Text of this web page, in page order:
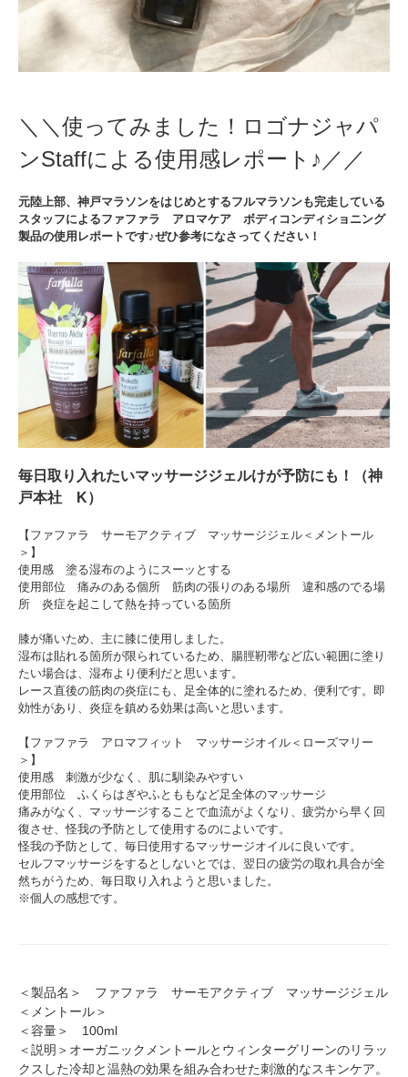
＼＼使ってみました！ロゴナジャパ
ンStaffによる使用感レポート♪／／
元陸上部、神戸マラソンをはじめとするフルマラソンも完走している
スタッフによるファファラ アロマケア ボディコンディショニング
製品の使用レポートです♪ぜひ参考になさってください！
毎日取り入れたいマッサージジェルけが予防にも！（神
戸本社 K）
【ファファラ サーモアクティブ マッサージジェル＜メントール
＞】
使用感 塗る湿布のようにスーッとする
使用部位 痛みのある個所 筋肉の張りのある場所 違和感のでる場
所 炎症を起こして熱を持っている箇所
膝が痛いため、主に膝に使用しました。
湿布は貼れる箇所が限られているため、腸脛靭帯など広い範囲に塗り
たい場合は、湿布より便利だと思います。
レース直後の筋肉の炎症にも、足全体的に塗れるため、便利です。即
効性があり、炎症を鎮める効果は高いと思います。
【ファファラ アロマフィット マッサージオイル＜ローズマリー
＞】
使用感 刺激が少なく、肌に馴染みやすい
使用部位 ふくらはぎやふとももなど足全体のマッサージ
痛みがなく、マッサージすることで血流がよくなり、疲労から早く回
復させ、怪我の予防として使用するのによいです。
怪我の予防として、毎日使用するマッサージオイルに良いです。
セルフマッサージをするとしないとでは、翌日の疲労の取れ具合が全
然ちがうため、毎日取り入れようと思いました。
※個人の感想です。
＜製品名＞ ファファラ サーモアクティブ マッサージジェル
＜メントール＞
＜容量＞ 100ml
＜説明＞オーガニックメントールとウィンターグリーンのリラッ
クスした冷却と温熱の効果を組み合わせた刺激的なスキンケア。